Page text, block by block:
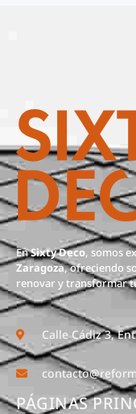
PÁGINAS
EnSixty Deco, somos
Zaragoza, ofreciendo
renovar y transformar
Calle Cádiz 3,